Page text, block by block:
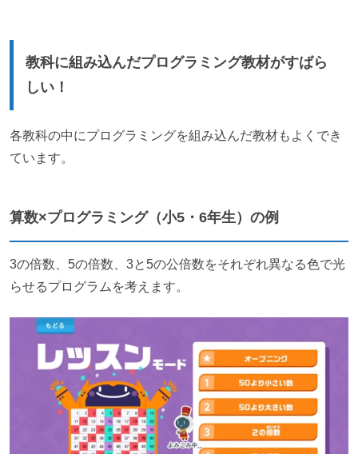
教科に組み込んだプログラミング教材がすばら
しい！
各教科の中にプログラミングを組み込んだ教材もよくでき
ています。
算数×プログラミング（小5・6年生）の例
3の倍数、5の倍数、3と5の公倍数をそれぞれ異なる色で光
らせるプログラムを考えます。